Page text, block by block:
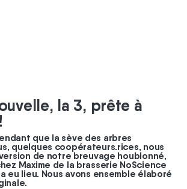
la 3, prête à
que la sève des arbres
quelques coopérateurs.rices, nous
de notre breuvage houblonné,
Maxime de la brasserie NoScience
eu lieu. Nous avons ensemble élaboré